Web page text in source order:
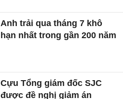
Anh trải qua tháng 7 khô
hạn nhất trong gần 200 năm
Cựu Tổng giám đốc SJC
được đề nghị giảm án